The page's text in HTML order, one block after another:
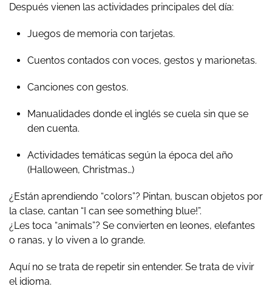
Después vienen las actividades principales del día:
Juegos de memoria con tarjetas.
Cuentos contados con voces, gestos y marionetas.
Canciones con gestos.
Manualidades donde el inglés se cuela sin que se
den cuenta.
Actividades temáticas según la época del año
(Halloween, Christmas…)
¿Están aprendiendo “colors”? Pintan, buscan objetos por
la clase, cantan “I can see something blue!”.
¿Les toca “animals”? Se convierten en leones, elefantes
o ranas, y lo viven a lo grande.
Aquí no se trata de repetir sin entender. Se trata de vivir
el idioma.